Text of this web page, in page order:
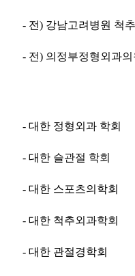
- 전) 강남고려병원 척
- 전) 의정부정형외과
- 대한 정형외과 학회
- 대한 슬관절 학회
- 대한 스포츠의학회
- 대한 척추외과학회
- 대한 관절경학회